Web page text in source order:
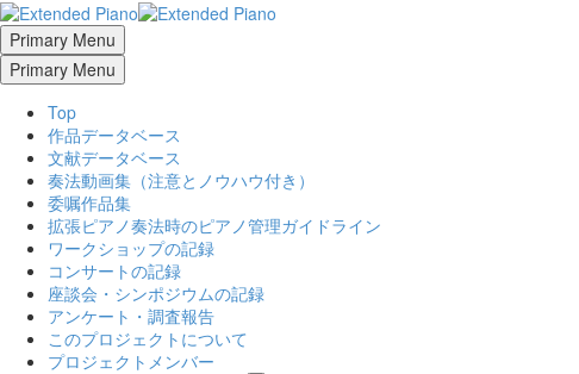
Primary Menu
Primary Menu
Top
作品データベース
文献データベース
奏法動画集（注意とノウハウ付き）
委嘱作品集
拡張ピアノ奏法時のピアノ管理ガイドライン
ワークショップの記録
コンサートの記録
座談会・シンポジウムの記録
アンケート・調査報告
このプロジェクトについて
プロジェクトメンバー